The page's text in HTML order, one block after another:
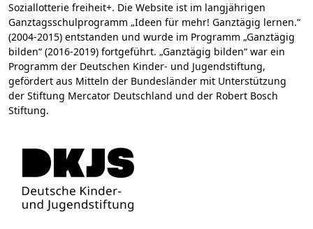
Soziallotterie freiheit+. Die Website ist im langjährigen
Ganztagsschulprogramm „Ideen für mehr! Ganztägig lernen.“
(2004-2015) entstanden und wurde im Programm „Ganztägig
bilden“ (2016-2019) fortgeführt. „Ganztägig bilden“ war ein
Programm der Deutschen Kinder- und Jugendstiftung,
gefördert aus Mitteln der Bundesländer mit Unterstützung
der Stiftung Mercator Deutschland und der Robert Bosch
Stiftung.